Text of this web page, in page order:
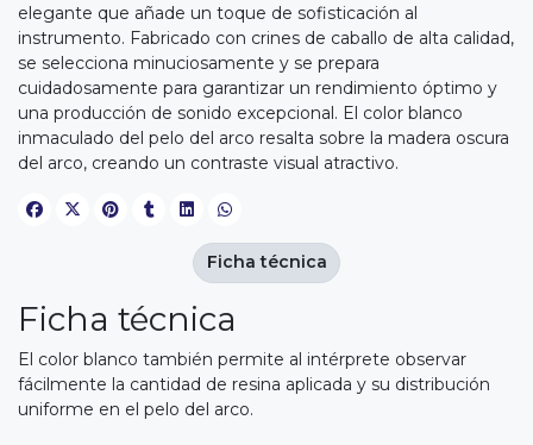
elegante que añade un toque de sofisticación al
instrumento. Fabricado con crines de caballo de alta calidad,
se selecciona minuciosamente y se prepara
cuidadosamente para garantizar un rendimiento óptimo y
una producción de sonido excepcional. El color blanco
inmaculado del pelo del arco resalta sobre la madera oscura
del arco, creando un contraste visual atractivo.
Ficha técnica
El color blanco también permite al intérprete observar
fácilmente la cantidad de resina aplicada y su distribución
uniforme en el pelo del arco.
Ficha técnica